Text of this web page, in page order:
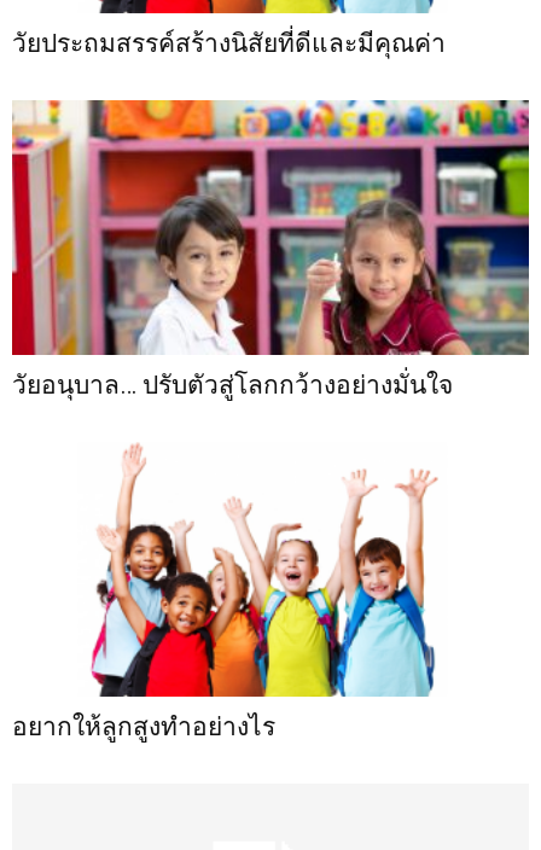
วัยประถมสรรค์สร้างนิสัยที่ดีและมีคุณค่า
วัยอนุบาล… ปรับตัวสู่โลกกว้างอย่างมั่นใจ
อยากให้ลูกสูงทำอย่างไร